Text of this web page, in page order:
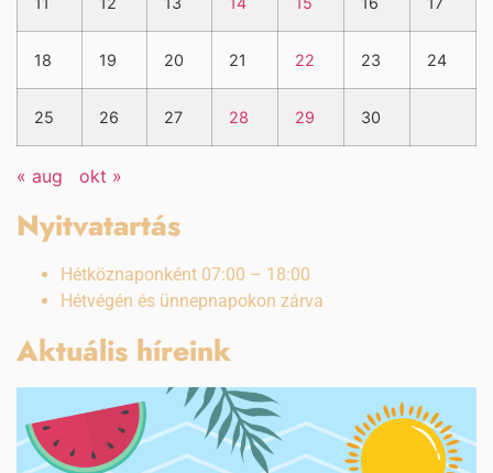
18 19 20 21 22 23 24
25 26 27 28 29 30
« aug okt »
Nyitvatartás
Hétköznaponként 07:00 – 18:00
Hétvégén és ünnepnapokon zárva
Aktuális híreink